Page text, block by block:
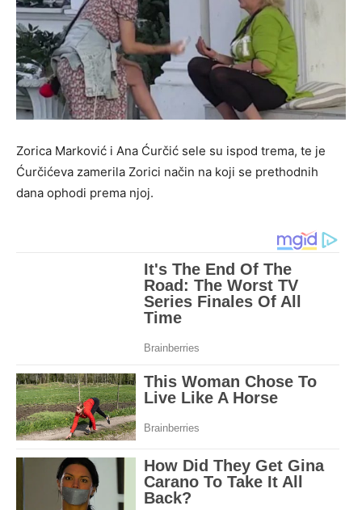
Zorica Marković i Ana Ćurčić sele su ispod trema, te je
Ćurčićeva zamerila Zorici način na koji se prethodnih
dana ophodi prema njoj.